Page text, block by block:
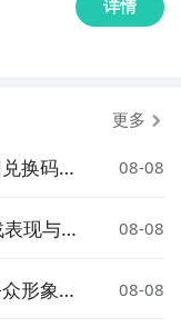
详情
更多
换码汇
08-08
现与武
08-08
形象解
08-08